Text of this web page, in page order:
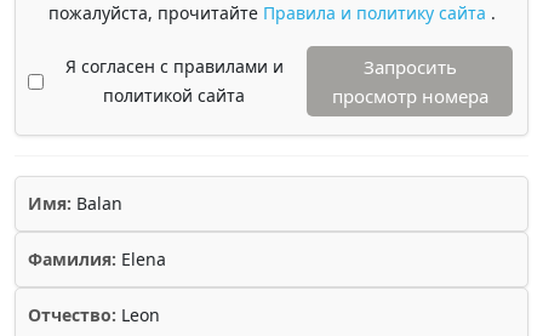
пожалуйста, прочитайте Правила и политику сайта .
Я согласен с правилами и
политикой сайта
Запросить
просмотр номера
Имя: Balan
Фамилия: Elena
Отчество: Leon